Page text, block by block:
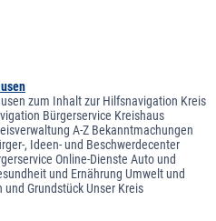
zum Inhalt zur Hilfsnavigation Kreis
Bürgerservice Kreishaus
A-Z Bekanntmachungen
, Ideen- und Beschwerdecenter
Online-Dienste Auto und
und Ernährung Umwelt und
Grundstück Unser Kreis